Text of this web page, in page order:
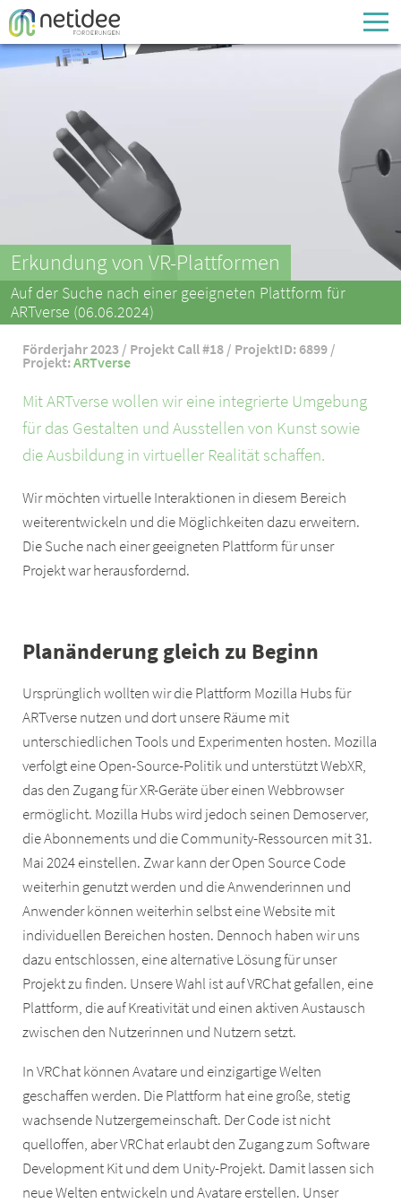
Enter your username or email address
Passwort
Passwort vergessen
Erkundung von VR-Plattformen
Auf der Suche nach einer geeigneten Plattform für
ARTverse (06.06.2024)
Förderjahr 2023 / Projekt Call #18 / ProjektID: 6899 /
Projekt:ARTverse
Mit ARTverse wollen wir eine integrierte Umgebung
für das Gestalten und Ausstellen von Kunst sowie
die Ausbildung in virtueller Realität schaffen.
Wir möchten virtuelle Interaktionen in diesem Bereich
weiterentwickeln und die Möglichkeiten dazu erweitern.
Die Suche nach einer geeigneten Plattform für unser
Projekt war herausfordernd.
Planänderung gleich zu Beginn
Ursprünglich wollten wir die Plattform Mozilla Hubs für
ARTverse nutzen und dort unsere Räume mit
unterschiedlichen Tools und Experimenten hosten. Mozilla
verfolgt eine Open-Source-Politik und unterstützt WebXR,
das den Zugang für XR-Geräte über einen Webbrowser
ermöglicht. Mozilla Hubs wird jedoch seinen Demoserver,
die Abonnements und die Community-Ressourcen mit 31.
Mai 2024 einstellen. Zwar kann der Open Source Code
weiterhin genutzt werden und die Anwenderinnen und
Anwender können weiterhin selbst eine Website mit
individuellen Bereichen hosten. Dennoch haben wir uns
dazu entschlossen, eine alternative Lösung für unser
Projekt zu finden. Unsere Wahl ist auf VRChat gefallen, eine
Plattform, die auf Kreativität und einen aktiven Austausch
zwischen den Nutzerinnen und Nutzern setzt.
In VRChat können Avatare und einzigartige Welten
geschaffen werden. Die Plattform hat eine große, stetig
wachsende Nutzergemeinschaft. Der Code ist nicht
quelloffen, aber VRChat erlaubt den Zugang zum Software
Development Kit und dem Unity-Projekt. Damit lassen sich
neue Welten entwickeln und Avatare erstellen. Unser